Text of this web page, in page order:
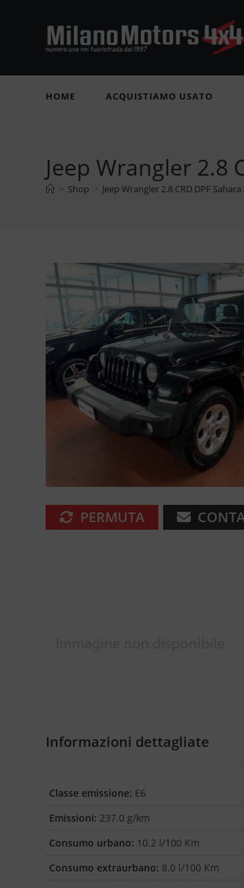
HOME ACQUISTIAMO USATO
Jeep Wrangler 2.8
> Shop > Jeep Wrangler 2.8 CRD DPF
PERMUTA
Informazioni dettagliate
Classe emissione: E6
Emissioni: 237.0 g/km
Consumo urbano: 10.2 l/100 Km
Consumo extraurbano: 8.0 l/100 Km